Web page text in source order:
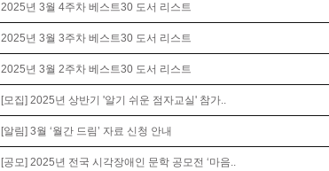
2025년 3월 4주차 베스트30 도서 리스트
2025년 3월 3주차 베스트30 도서 리스트
2025년 3월 2주차 베스트30 도서 리스트
[모집] 2025년 상반기 '알기 쉬운 점자교실' 참가..
[알림] 3월 ‘월간 드림’ 자료 신청 안내
[공모] 2025년 전국 시각장애인 문학 공모전 ‘마음..